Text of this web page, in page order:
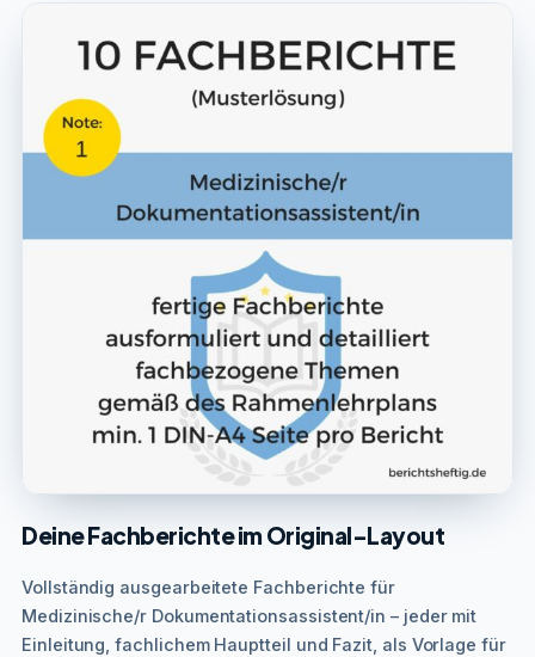
Deine Fachberichte im Original-Layout
Vollständig ausgearbeitete Fachberichte für
Medizinische/r Dokumentationsassistent/in – jeder mit
Einleitung, fachlichem Hauptteil und Fazit, als Vorlage für